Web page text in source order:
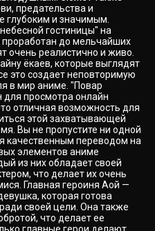
предательства и
глубоким и значимым.
гостиницы" на
до мельчайших
очень реалистично и живо.
ёкаев, которые выглядят
это создает неповторимую
в мир аниме. "Повар
для просмотра онлайн
отличная возможность для
этой захватывающей
Вы не пропустите ни одной
качественным переводом на
элементов аниме
из них обладает своей
что делает их очень
Главная героиня Аой —
которая готова
своей цели. Она также
что делает ее